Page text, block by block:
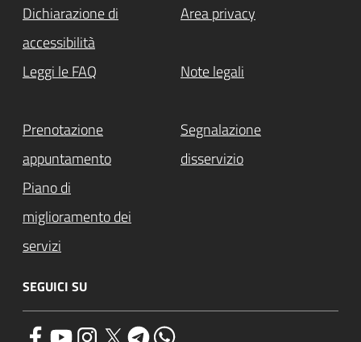
Dichiarazione di
accessibilità
Area privacy
Leggi le FAQ Note legali
Prenotazione
appuntamento
Segnalazione
disservizio
Piano di
miglioramento dei
servizi
SEGUICI SU